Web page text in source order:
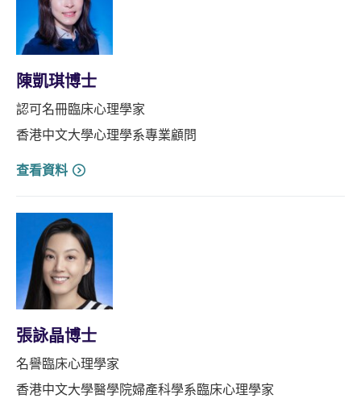
陳凱琪博士
認可名冊臨床心理學家
香港中文大學心理學系專業顧問
查看資料
張詠晶博士
名譽臨床心理學家
香港中文大學醫學院婦產科學系臨床心理學家